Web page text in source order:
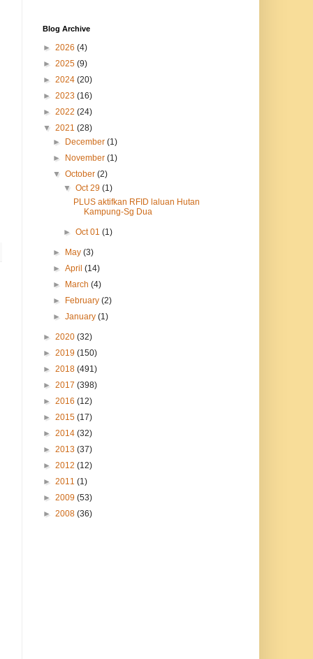
Blog Archive
► 2026 (4)
► 2025 (9)
► 2024 (20)
► 2023 (16)
► 2022 (24)
▼ 2021 (28)
► December(1)
► November(1)
▼October(2)
▼ Oct 29 (1)
PLUS aktifkan RFID laluan Hutan
Kampung-Sg Dua
► Oct 01 (1)
► May(3)
►April(14)
► March(4)
► February(2)
►January(1)
► 2020 (32)
► 2019 (150)
► 2018 (491)
► 2017 (398)
► 2016 (12)
► 2015 (17)
► 2014 (32)
► 2013 (37)
► 2012 (12)
► 2011 (1)
► 2009 (53)
► 2008 (36)